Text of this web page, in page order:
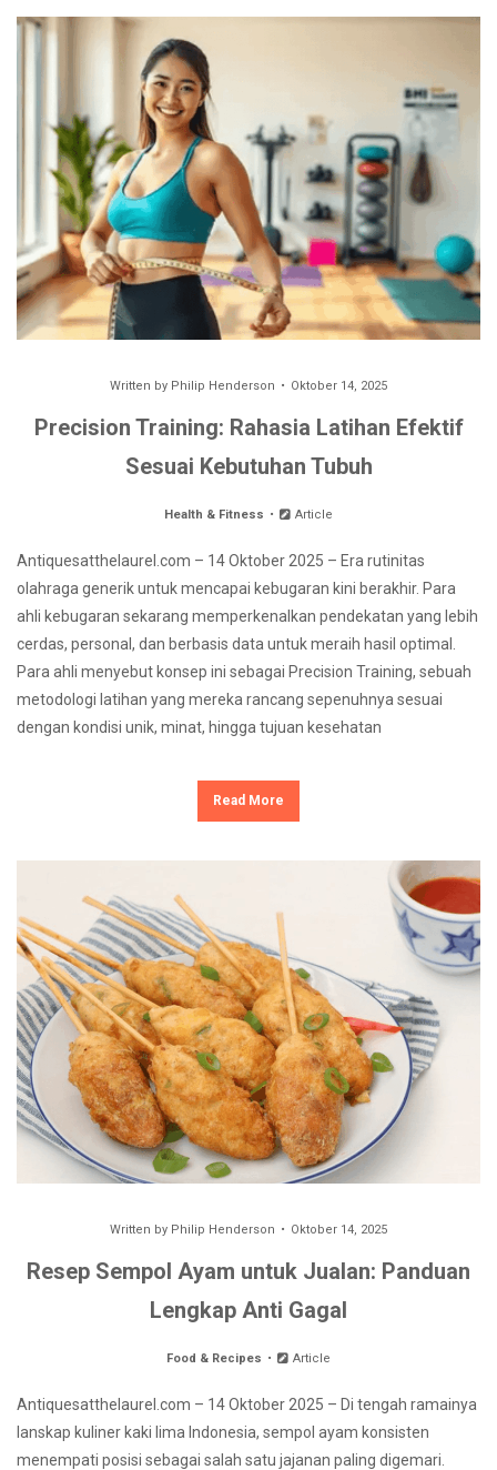
Written by Philip Henderson Oktober 14, 2025
Precision Training: Rahasia Latihan Efektif
Sesuai Kebutuhan Tubuh
Health & Fitness Article
Antiquesatthelaurel.com – 14 Oktober 2025 – Era rutinitas
olahraga generik untuk mencapai kebugaran kini berakhir. Para
ahli kebugaran sekarang memperkenalkan pendekatan yang lebih
cerdas, personal, dan berbasis data untuk meraih hasil optimal.
Para ahli menyebut konsep ini sebagai Precision Training, sebuah
metodologi latihan yang mereka rancang sepenuhnya sesuai
dengan kondisi unik, minat, hingga tujuan kesehatan
Read More
Written by Philip Henderson Oktober 14, 2025
Resep Sempol Ayam untuk Jualan: Panduan
Lengkap Anti Gagal
Food & Recipes Article
Antiquesatthelaurel.com – 14 Oktober 2025 – Di tengah ramainya
lanskap kuliner kaki lima Indonesia, sempol ayam konsisten
menempati posisi sebagai salah satu jajanan paling digemari.